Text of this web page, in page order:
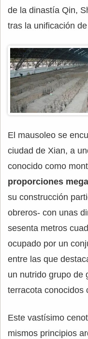
de la dinastía Qin,
tras la unificación
El mausoleo se
ciudad de Xian, a
conocido como
proporciones
su construcción
obreros- con unas
sesenta metros
ocupado por un
entre las que
un nutrido grupo de
terracota conocidos
Este vastísimo
mismos principios